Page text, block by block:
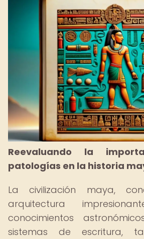
Reevaluando la
patologías en la historia
La civilización maya,
arquitectura
conocimientos
sistemas de escritura,